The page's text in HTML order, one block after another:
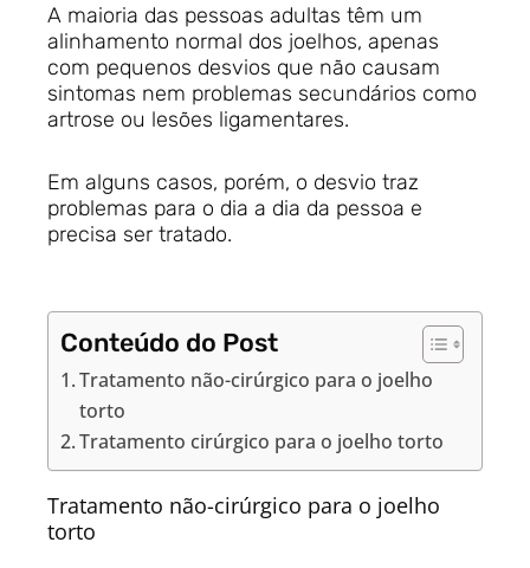
A maioria das pessoas adultas têm um
alinhamento normal dos joelhos, apenas
com pequenos desvios que não causam
sintomas nem problemas secundários como
artrose ou lesões ligamentares.
Em alguns casos, porém, o desvio traz
problemas para o dia a dia da pessoa e
precisa ser tratado.
Conteúdo do Post
Tratamento não-cirúrgico para o joelho
torto
Tratamento cirúrgico para o joelho torto
Tratamento não-cirúrgico para o joelho
torto